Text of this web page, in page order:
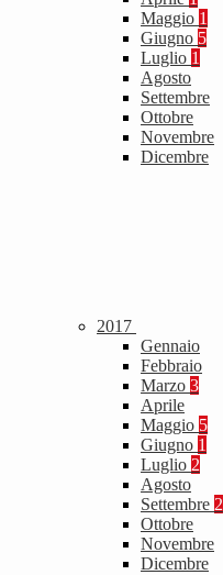
Maggio 1
Giugno 5
Luglio 1
Agosto
Settembre
Ottobre
Novembre
Dicembre
2017
Gennaio
Febbraio
Marzo 3
Aprile
Maggio 5
Giugno 1
Luglio 2
Agosto
Settembre 2
Ottobre
Novembre
Dicembre